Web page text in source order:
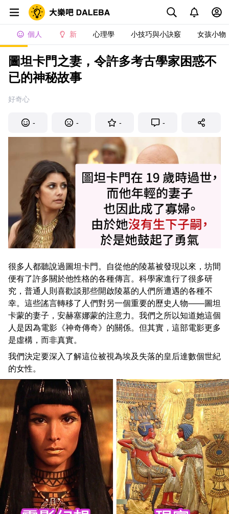
個人 新 心理學 小技巧與小訣竅 女孩小物
圖坦卡門之妻，令許多考古學家困惑不
已的神秘故事
好奇心
- - - -
很多人都聽說過圖坦卡門。自從他的陵墓被發現以來，坊間
便有了許多關於他性格的各種傳言。科學家進行了很多研
究，普通人則喜歡談那些開啟陵墓的人們所遭遇的各種不
幸。這些謠言轉移了人們對另一個重要的歷史人物——圖坦
卡蒙的妻子，安赫塞娜蒙的注意力。我們之所以知道她這個
人是因為電影《神奇傳奇》的關係。但其實，這部電影更多
是虛構，而非真實。
我們決定要深入了解這位被視為埃及失落的皇后達數個世紀
的女性。